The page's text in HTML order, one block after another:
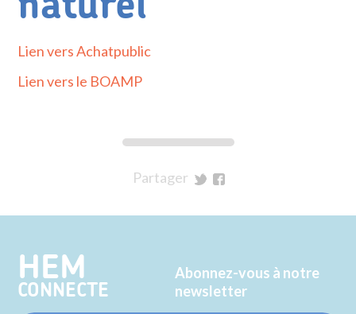
Lien vers Achatpublic
Lien vers le BOAMP
Partager
Twitter
Facebook
HEM
CONNECTE
Abonnez-vous à notre
newsletter